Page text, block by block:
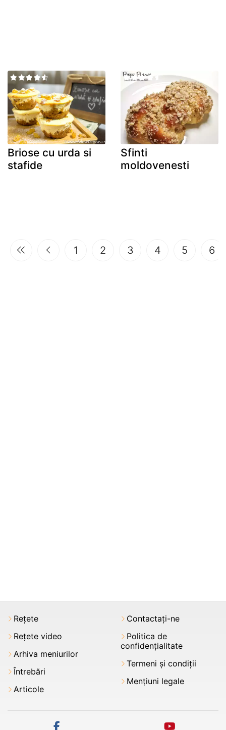
Briose cu urda si
stafide
Sfinti
moldovenesti
1 2 3 4 5 6
Rețete
Rețete video
Arhiva meniurilor
Întrebări
Articole
Contactați-ne
Politica de
confidențialitate
Termeni şi condiții
Mențiuni legale
facebook youtube